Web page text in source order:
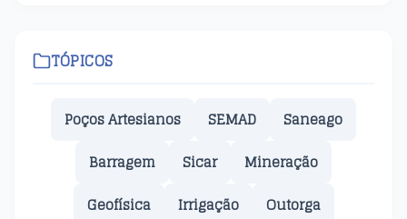
TÓPICOS
Poços Artesianos SEMAD
Saneago
Barragem
Sicar
Mineração
Geofísica
Irrigação
Outorga